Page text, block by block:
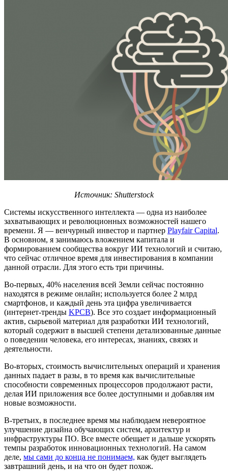
Источник: Shutterstock
Системы искусственного интеллекта — одна из наиболее
захватывающих и революционных возможностей нашего
времени. Я — венчурный инвестор и партнер Playfair Capital.
В основном, я занимаюсь вложением капитала и
формированием сообщества вокруг ИИ технологий и считаю,
что сейчас отличное время для инвестирования в компании
данной отрасли. Для этого есть три причины.
Во-первых, 40% населения всей Земли сейчас постоянно
находятся в режиме онлайн; используется более 2 млрд
смартфонов, и каждый день эта цифра увеличивается
(интернет-тренды KPCB). Все это создает информационный
актив, сырьевой материал для разработки ИИ технологий,
который содержит в высшей степени детализованные данные
о поведении человека, его интересах, знаниях, связях и
деятельности.
Во-вторых, стоимость вычислительных операций и хранения
данных падает в разы, в то время как вычислительные
способности современных процессоров продолжают расти,
делая ИИ приложения все более доступными и добавляя им
новые возможности.
В-третьих, в последнее время мы наблюдаем невероятное
улучшение дизайна обучающих систем, архитектур и
инфраструктуры ПО. Все вместе обещает и дальше ускорять
темпы разработок инновационных технологий. На самом
деле, мы сами до конца не понимаем, как будет выглядеть
завтрашний день, и на что он будет похож.